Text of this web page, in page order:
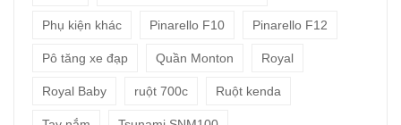
Phụ kiện khác Pinarello F10 Pinarello F12
Pô tăng xe đạp Quần Monton Royal
Royal Baby ruột 700c Ruột kenda